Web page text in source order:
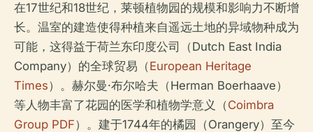
在17世纪和18世纪，莱顿植物园的规模和影响力不断增
长。温室的建造使得种植来自遥远土地的异域物种成为
可能，这得益于荷兰东印度公司（Dutch East India
Company）的全球贸易（European Heritage
Times）。赫尔曼·布尔哈夫（Herman Boerhaave）
等人物丰富了花园的医学和植物学意义（Coimbra
Group PDF）。建于1744年的橘园（Orangery）至今